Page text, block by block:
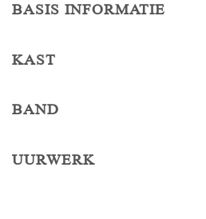
BASIS INFORMATIE
KAST
BAND
UURWERK